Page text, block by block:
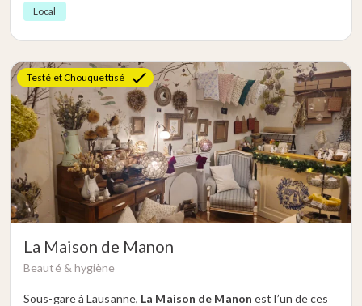
peintures et arts appliqués (plus de 250’000 œuvres). Et
Local
Testé et Chouquettisé
La Maison de Manon
Beauté & hygiène
Sous-gare à Lausanne, La Maison de Manon est l’un de ces